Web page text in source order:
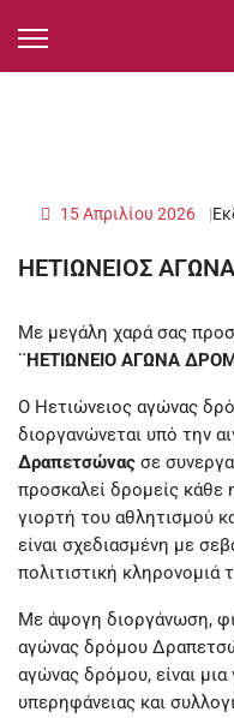
15 Απριλίου 2026
ΗΕΤΙΩΝΕΙΟΣ
Με μεγάλη χαρά σας
¨ΗΕΤΙΩΝΕΙΟ ΑΓΩΝΑ
Ο Ηετιώνειος αγώνας
διοργανώνεται υπό την
Δραπετσώνας σε
προσκαλεί δρομείς κάθε
γιορτή του αθλητισμού
είναι σχεδιασμένη με
πολιτιστική κληρονομιά
Με άψογη διοργάνωση,
αγώνας δρόμου
αγώνας δρόμου, είναι
υπερηφάνειας και